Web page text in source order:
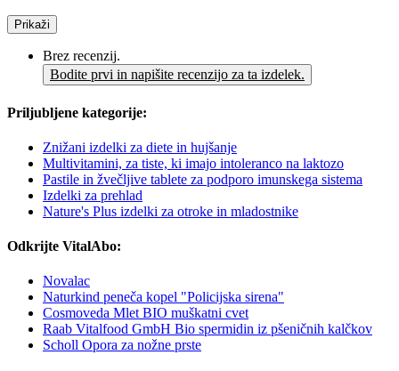
Prikaži
Brez recenzij.
Bodite prvi in napišite recenzijo za ta izdelek.
Priljubljene kategorije:
Znižani izdelki za diete in hujšanje
Multivitamini, za tiste, ki imajo intoleranco na laktozo
Pastile in žvečljive tablete za podporo imunskega sistema
Izdelki za prehlad
Nature's Plus izdelki za otroke in mladostnike
Odkrijte VitalAbo:
Novalac
Naturkind peneča kopel "Policijska sirena"
Cosmoveda Mlet BIO muškatni cvet
Raab Vitalfood GmbH Bio spermidin iz pšeničnih kalčkov
Scholl Opora za nožne prste